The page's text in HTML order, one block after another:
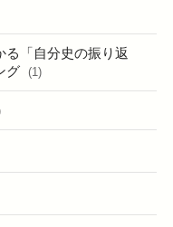
る「自分史の振り返
グ
(1)